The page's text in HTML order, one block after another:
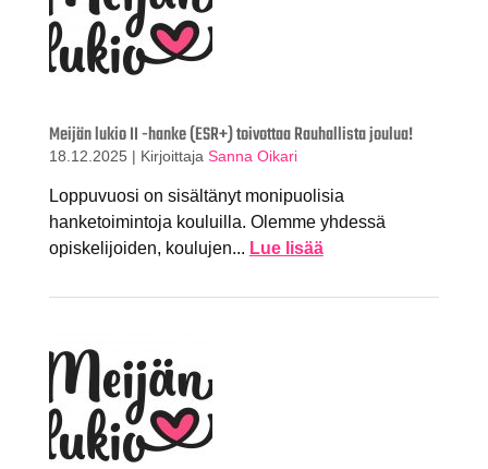
Meijän lukio II -hanke (ESR+) toivottaa Rauhallista joulua!
18.12.2025 | Kirjoittaja Sanna Oikari
Loppuvuosi on sisältänyt monipuolisia
hanketoimintoja kouluilla. Olemme yhdessä
opiskelijoiden, koulujen... Lue lisää